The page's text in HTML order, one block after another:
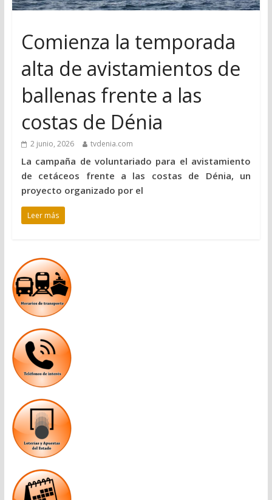
Comienza la temporada
alta de avistamientos de
ballenas frente a las
costas de Dénia
2 junio, 2026 tvdenia.com
La campaña de voluntariado para el avistamiento
de cetáceos frente a las costas de Dénia, un
proyecto organizado por el
Leer más